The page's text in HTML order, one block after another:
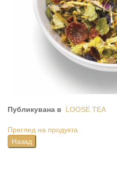
Публикувана в LOOSE TEA
Преглед на продукта